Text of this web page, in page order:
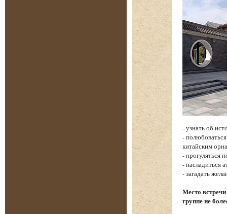
- узнать об
-
китайским
- прогуляться
- насладиться
- загадать
Место
группе не